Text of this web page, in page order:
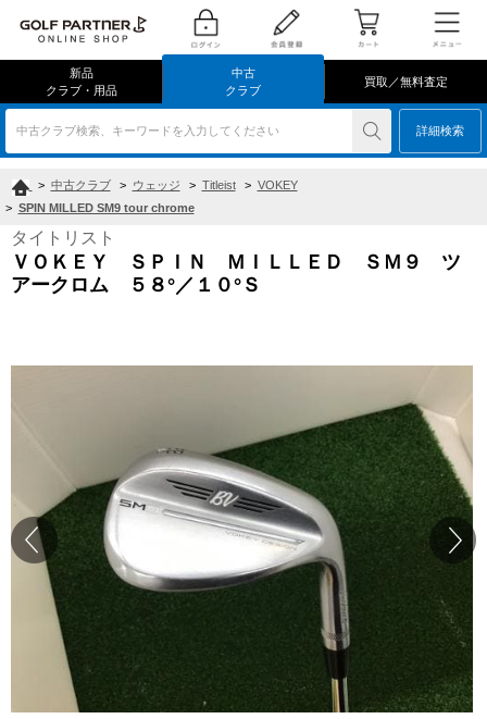
新品
クラブ・用品
中古
クラブ
買取／無料査定
中古クラブ検索、キーワードを入力してください 詳細検索
> 中古クラブ > ウェッジ > Titleist > VOKEY
> SPIN MILLED SM9 tour chrome
タイトリスト
ＶＯＫＥＹ ＳＰＩＮ ＭＩＬＬＥＤ ＳＭ９ ツ
アークロム ５８°／１０°Ｓ